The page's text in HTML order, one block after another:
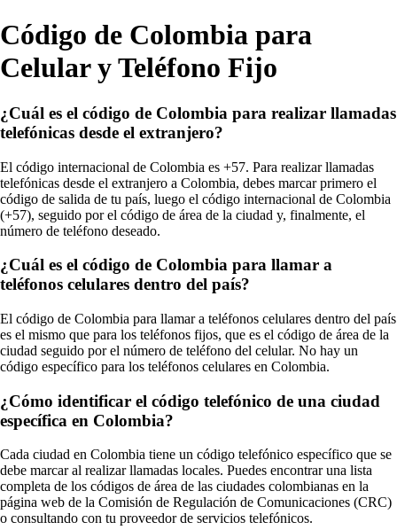
Código de Colombia para
Celular y Teléfono Fijo
¿Cuál es el código de Colombia para realizar llamadas
telefónicas desde el extranjero?
El código internacional de Colombia es +57. Para realizar llamadas
telefónicas desde el extranjero a Colombia, debes marcar primero el
código de salida de tu país, luego el código internacional de Colombia
(+57), seguido por el código de área de la ciudad y, finalmente, el
número de teléfono deseado.
¿Cuál es el código de Colombia para llamar a
teléfonos celulares dentro del país?
El código de Colombia para llamar a teléfonos celulares dentro del país
es el mismo que para los teléfonos fijos, que es el código de área de la
ciudad seguido por el número de teléfono del celular. No hay un
código específico para los teléfonos celulares en Colombia.
¿Cómo identificar el código telefónico de una ciudad
específica en Colombia?
Cada ciudad en Colombia tiene un código telefónico específico que se
debe marcar al realizar llamadas locales. Puedes encontrar una lista
completa de los códigos de área de las ciudades colombianas en la
página web de la Comisión de Regulación de Comunicaciones (CRC)
o consultando con tu proveedor de servicios telefónicos.